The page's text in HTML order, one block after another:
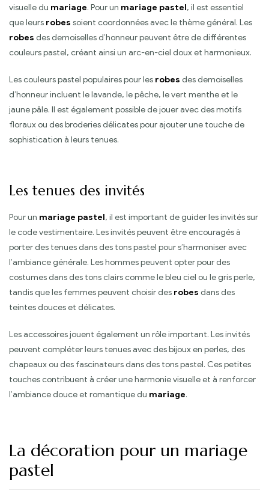
visuelle du mariage. Pour un mariage pastel, il est essentiel
que leurs robes soient coordonnées avec le thème général. Les
robes des demoiselles d’honneur peuvent être de différentes
couleurs pastel, créant ainsi un arc-en-ciel doux et harmonieux.
Les couleurs pastel populaires pour les robes des demoiselles
d’honneur incluent le lavande, le pêche, le vert menthe et le
jaune pâle. Il est également possible de jouer avec des motifs
floraux ou des broderies délicates pour ajouter une touche de
sophistication à leurs tenues.
Les tenues des invités
Pour un mariage pastel, il est important de guider les invités sur
le code vestimentaire. Les invités peuvent être encouragés à
porter des tenues dans des tons pastel pour s’harmoniser avec
l’ambiance générale. Les hommes peuvent opter pour des
costumes dans des tons clairs comme le bleu ciel ou le gris perle,
tandis que les femmes peuvent choisir des robes dans des
teintes douces et délicates.
Les accessoires jouent également un rôle important. Les invités
peuvent compléter leurs tenues avec des bijoux en perles, des
chapeaux ou des fascinateurs dans des tons pastel. Ces petites
touches contribuent à créer une harmonie visuelle et à renforcer
l’ambiance douce et romantique du mariage.
La décoration pour un mariage
pastel